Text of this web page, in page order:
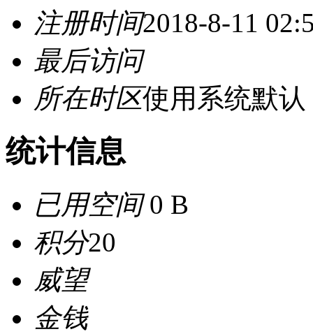
注册时间2018-8-11
最后访问
所在时区使用系统默认
统计信息
已用空间0 B
积分20
威望
金钱